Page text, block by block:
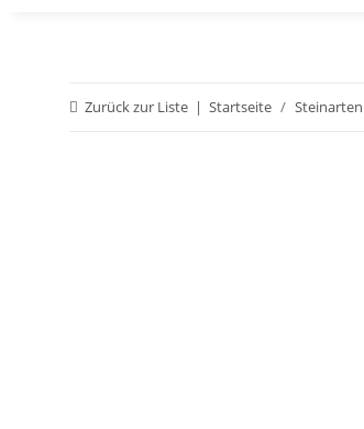
Zurück zur Liste Startseite Steinarten